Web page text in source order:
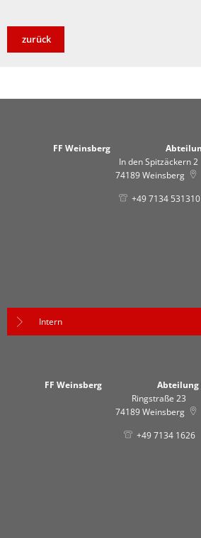
zurück
FF Weinsberg Abteilung I
In den Spitzäckern 2
74189Weinsberg
+49 7134 531310
Intern
FF Weinsberg Abteilung II -
Ringstraße 23
74189Weinsberg
+49 7134 1626